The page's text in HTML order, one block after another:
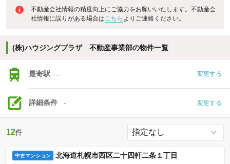
不動産会社情報の精度向上にご協力をお願いいたします。不動産会
社情報に誤りがある場合はこちら よりご連絡ください。
(株)ハウジングプラザ 不動産事業部の物件一覧
最寄駅 - 変更する
詳細条件 - 変更する
12件
中古マンション 北海道札幌市西区二十四軒二条１丁目